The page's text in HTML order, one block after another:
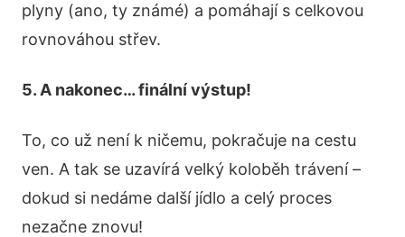
plyny (ano, ty známé) a pomáhají s celkovou
rovnováhou střev.
5. A nakonec… finální výstup!
To, co už není k ničemu, pokračuje na cestu
ven. A tak se uzavírá velký koloběh trávení –
dokud si nedáme další jídlo a celý proces
nezačne znovu!